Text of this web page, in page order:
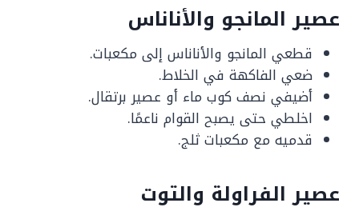
عصير المانجو والأناناس
قطعي المانجو والأناناس إلى مكعبات.
ضعي الفاكهة في الخلاط.
أضيفي نصف كوب ماء أو عصير برتقال.
اخلطي حتى يصبح القوام ناعمًا.
قدميه مع مكعبات ثلج.
عصير الفراولة والتوت